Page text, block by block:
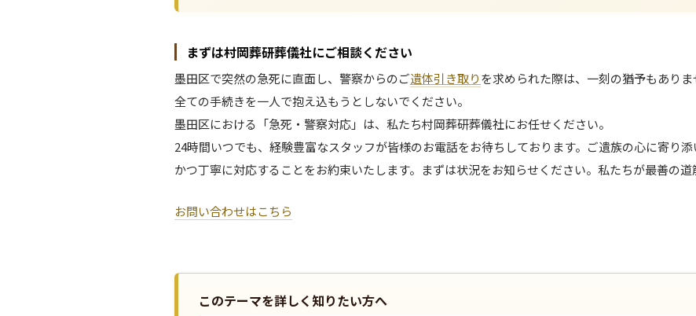
まずは村岡葬研葬儀社にご相談ください
墨田区で突然の急死に直面し、警察からのご遺体引き取りを求められた際は、一刻の猶予もありま
全ての手続きを一人で抱え込もうとしないでください。
墨田区における「急死・警察対応」は、私たち村岡葬研葬儀社にお任せください。
24時間いつでも、経験豊富なスタッフが皆様のお電話をお待ちしております。ご遺族の心に寄り
かつ丁寧に対応することをお約束いたします。まずは状況をお知らせください。私たちが最善の道
お問い合わせはこちら
このテーマを詳しく知りたい方へ